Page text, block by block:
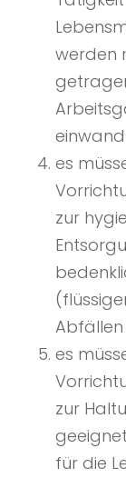
werden
es
zur
es
zur
für die